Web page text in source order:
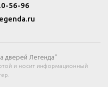
56-96
дверей Легенда"
и носит информационный